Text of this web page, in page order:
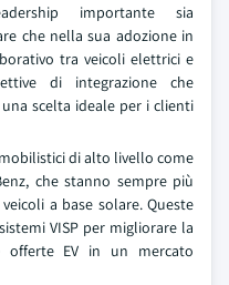
importante sia
che nella sua adozione in
tra veicoli elettrici e
di integrazione che
scelta ideale per i clienti
di alto livello come
che stanno sempre più
a base solare. Queste
VISP per migliorare la
offerte EV in un mercato